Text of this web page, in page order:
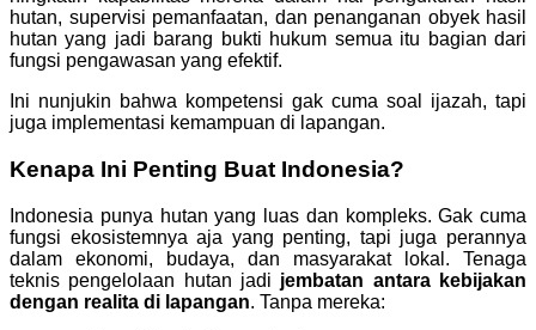
hutan, supervisi pemanfaatan, dan penanganan obyek hasil
hutan yang jadi barang bukti hukum semua itu bagian dari
fungsi pengawasan yang efektif.
Ini nunjukin bahwa kompetensi gak cuma soal ijazah, tapi
juga implementasi kemampuan di lapangan.
Kenapa Ini Penting Buat Indonesia?
Indonesia punya hutan yang luas dan kompleks. Gak cuma
fungsi ekosistemnya aja yang penting, tapi juga perannya
dalam ekonomi, budaya, dan masyarakat lokal. Tenaga
teknis pengelolaan hutan jadi jembatan antara kebijakan
dengan realita di lapangan. Tanpa mereka: